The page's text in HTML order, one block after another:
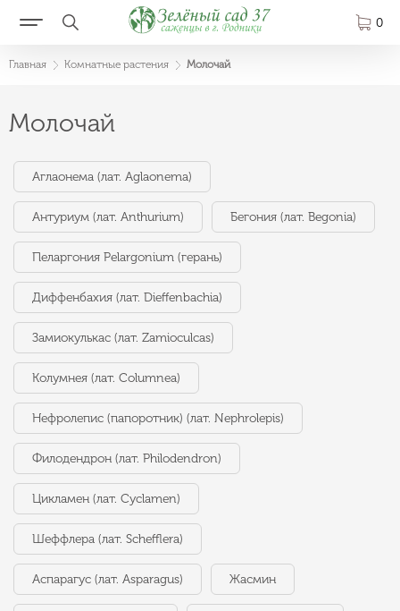
0
Главная Комнатные растения Молочай
Молочай
Аглаонема (лат. Aglaonema)
Антуриум (лат. Anthurium) Бегония (лат. Begonia)
Пеларгония Pelargonium (герань)
Диффенбахия (лат. Dieffenbachia)
Замиокулькас (лат. Zamioculcas)
Колумнея (лат. Columnea)
Нефролепис (папоротник) (лат. Nephrolepis)
Филодендрон (лат. Philodendron)
Цикламен (лат. Cyclamen)
Шеффлера (лат. Schefflera)
Аспарагус (лат. Asparagus) Жасмин